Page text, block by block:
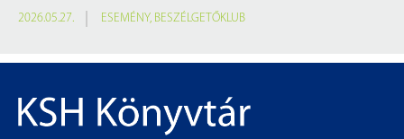
2026.05.27. ESEMÉNY, BESZÉLGETŐKLUB